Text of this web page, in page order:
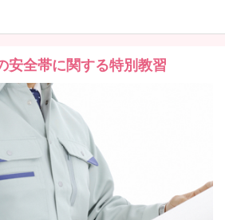
安全帯に関する特別教習